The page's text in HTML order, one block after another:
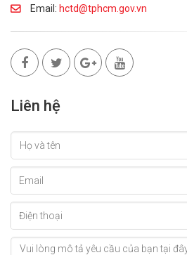
Email: hctd@tphcm.gov.vn
Liên hệ